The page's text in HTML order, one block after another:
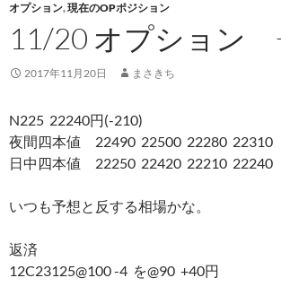
オプション,現在のOPポジション
11/20 オプション
2017年11月20日 まさきち
N225 22240円(-210)
夜間四本値 22490 22500 22280 22310
日中四本値 22250 22420 22210 22240
いつも予想と反する相場かな。
返済
12C23125@100 -4 を@90 +40円